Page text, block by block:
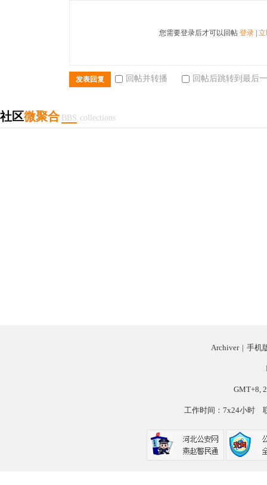
您需要登录后才可以回帖 登录
发表回复 回帖并转播 回帖后跳转到最后
社区微聚合 BBS collections
Archiver | 手机
GMT+8,
工作时间：7x24小时